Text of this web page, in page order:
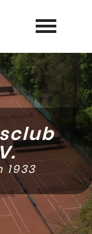
expand_more